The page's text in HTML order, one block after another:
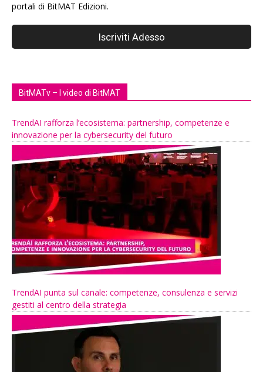
portali di BitMAT Edizioni.
BitMATv – I video di BitMAT
TrendAI rafforza l’ecosistema: partnership, competenze e
innovazione per la cybersecurity del futuro
TrendAI punta sul canale: competenze, consulenza e servizi
gestiti al centro della strategia